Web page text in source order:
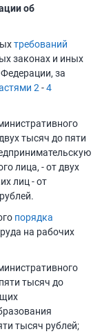
об
требований
законах и иных
за
2-4
тысяч до пяти
лица, - от двух
лиц - от
порядка
на рабочих
тысяч до
тысяч рублей;